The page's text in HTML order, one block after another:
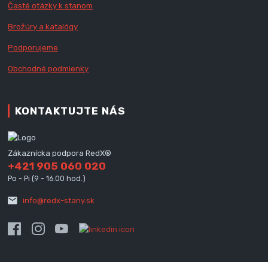
Časté otázky k stanom
Brožúry a katalógy
Podporujeme
Obchodné podmienky
KONTAKTUJTE NÁS
Zákaznícka podpora RedX®
+421 905 060 020
Po - Pi (9 - 16.00 hod.)
info@redx-stany.sk